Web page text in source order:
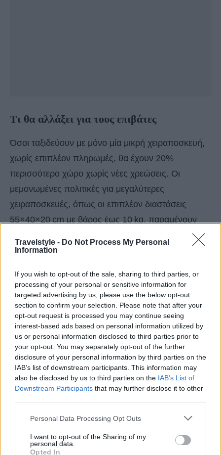
Travelstyle - Do Not Process My Personal
Information
If you wish to opt-out of the sale, sharing to third parties, or
processing of your personal or sensitive information for
targeted advertising by us, please use the below opt-out
section to confirm your selection. Please note that after your
opt-out request is processed you may continue seeing
interest-based ads based on personal information utilized by
us or personal information disclosed to third parties prior to
your opt-out. You may separately opt-out of the further
disclosure of your personal information by third parties on the
IAB’s list of downstream participants. This information may
also be disclosed by us to third parties on the IAB’s List of
Downstream Participants that may further disclose it to other
Please note that this website/app uses one or more Google
not limited to your visit or usage behaviour. You may click to
grant or deny consent to Google and its third-party tags to
Personal Data Processing Opt Outs
I want to opt-out of the Sharing of my
personal data.
Opted In
Τι θα αλλάξει για τους επιβάτες
Όσοι ταξιδεύουν με μόνο μία μικρή χειραποσκευή,
χωρίς επιπλέον πληρωμές, θα έχουν 20%
περισσότερο χώρο χωρίς νέες χρεώσεις. Οι
μεμονωμένες πολιτικές για μεγαλύτερες
χειραποσκευές, όπως οι επιπλέον διαστάσεις
55×40×20 cm με βάρος έως 10 kg, παραμένουν
τα μέλη της θα υιοθετήσουν τα νέα ή και πιο
γενναιόδωρα μεγέθη μέχρι το τέλος του
καλοκαιριού . Παρ’ όλα αυτά, ορισμένοι κριτικοί
αποφεύγουν την ένταση χρεώσεων και την έλλειψη
χώρου στις καμπίνες, ενώ και η Ευρωπαϊκή
Επιτροπή εξετάζει μέτρα που θα απαγόρευαν
τελείως τις χρεώσεις για χειραποσκευές έως 7 kg .